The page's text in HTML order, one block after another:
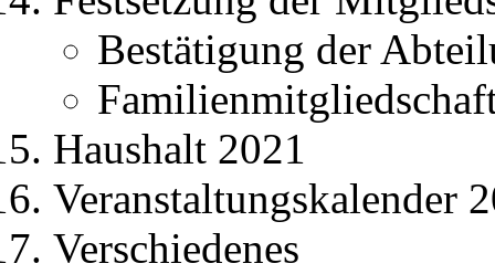
Bestätigung der
Haushalt 2021
Veranstaltungskalender
Verschiedenes